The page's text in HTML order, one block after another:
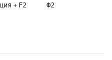
+ F2 Ф2